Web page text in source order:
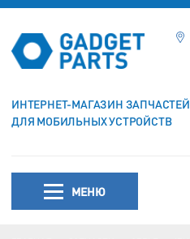
ИНТЕРНЕТ-МАГАЗИН ЗАПЧАСТЕЙ
ДЛЯ МОБИЛЬНЫХ УСТРОЙСТВ
МЕНЮ